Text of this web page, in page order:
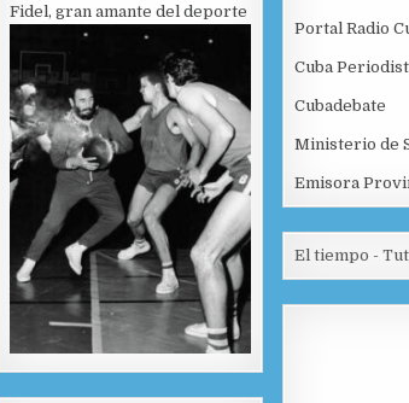
Fidel, gran amante del deporte
Portal Radio
Cuba
Cubadebate
Ministerio de
Emisora
El tiempo -